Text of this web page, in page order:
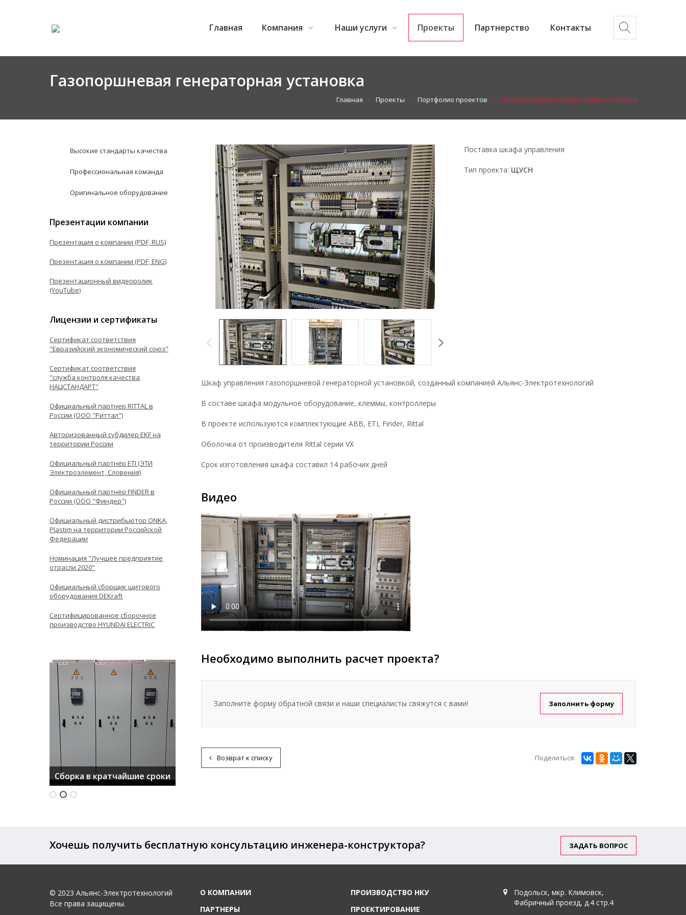
Главная Компания Наши услуги Проекты Партнерство Контакты
Газопоршневая генераторная установка
Главная Проекты Портфолио проектов Газопоршневая генераторная установка
Поставка шкафа управления
Тип проекта: ЩУСН
Шкаф управления газопоршневой генераторной установкой, созданный компанией Альянс-Электротехнологий
В составе шкафа модульное оборудование, клеммы, контроллеры
В проекте используются комплектующие ABB, ETI, Finder, Rittal
Оболочка от производителя Rittal серии VX
Срок изготовления шкафа составил 14 рабочих дней
Видео
Необходимо выполнить расчет проекта?
Заполните форму обратной связи и наши специалисты свяжутся с вами! Заполнить форму
Возврат к списку Поделиться:
Высокие стандарты качества
Профессиональная команда
Оригинальное оборудование
Презентации компании
Презентация о компании (PDF, RUS)
Презентация о компании (PDF, ENG)
Презентационный видеоролик
(YouTube)
Лицензии и сертификаты
Сертификат соответствия
"Евразийский экономический союз"
Сертификат соответствия
"служба контроля качества
НАЦСТАНДАРТ"
Официальный партнер RITTAL в
России (ООО "Риттал")
Авторизованный субдилер EKF на
территории России
Официальный партнёр ETI (ЭТИ
Электроэлемент, Словения)
Официальный партнёр FINDER в
России (ООО "Финдер")
Официальный дистрибьютор ONKA,
Plastim на территории Российской
Федерации
Номинация "Лучшее предприятие
отрасли 2020"
Официальный сборщик щитового
оборудования DEKraft
Сертифицированное сборочное
производство HYUNDAI ELECTRIC
Сертифицированное
производство
Сборка в кратчайшие сроки
Качественное
оборудование
Хочешь получить бесплатную консультацию инженера-конструктора? ЗАДАТЬ ВОПРОС
О КОМПАНИИ
ПАРТНЕРЫ
ПРОИЗВОДСТВО НКУ
ПРОЕКТИРОВАНИЕ
Подольск, мкр. Климовск,
Фабричный проезд, д.4 стр.4
© 2023 Альянс-Электротехнологий
Все права защищены.